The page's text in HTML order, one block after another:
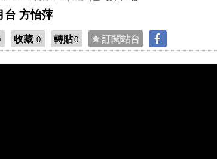
台 方怡萍
收藏 0 轉貼0 訂閱站台